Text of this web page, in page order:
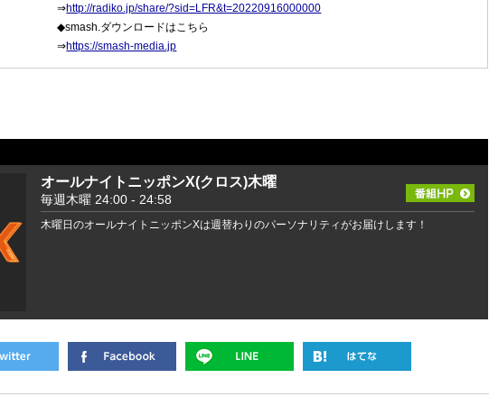
⇒http://radiko.jp/share/?sid=LFR&t=20220916000000
◆smash.ダウンロードはこちら
⇒https://smash-media.jp
オールナイトニッポンX(クロス)木曜
毎週木曜 24:00 - 24:58
木曜日のオールナイトニッポンXは週替わりのパーソナリティがお届けします！